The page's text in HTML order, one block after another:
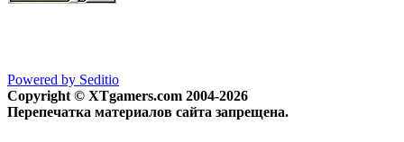
Powered by Seditio
Copyright © XTgamers.com 2004-2026
Перепечатка материалов сайта запрещена.